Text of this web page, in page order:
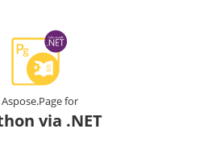
Aspose.Page for
via .NET